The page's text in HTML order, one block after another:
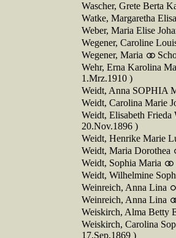
Wascher, Grete Berta
Watke, Margaretha
Weber, Maria Elise
Wegener, Caroline
Wegener, Maria
Wehr, Erna Karolina
1.Mrz.1910 )
Weidt, Anna SOPHIA
Weidt, Carolina Marie
Weidt, Elisabeth
20.Nov.1896 )
Weidt, Henrike Marie
Weidt, Maria Dorothea
Weidt, Sophia Maria
Weidt, Wilhelmine
Weinreich, Anna Lina
Weinreich, Anna Lina
Weiskirch, Alma Betty
Weiskirch, Carolina
17.Sep.1869 )